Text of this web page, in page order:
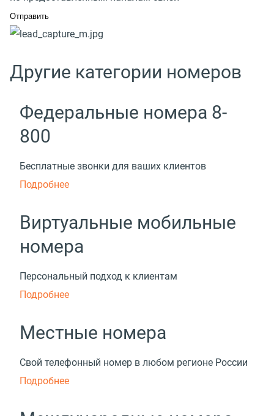
Другие категории номеров
Федеральные номера 8-
800
Бесплатные звонки для ваших клиентов
Подробнее
Виртуальные мобильные
номера
Персональный подход к клиентам
Подробнее
Местные номера
Свой телефонный номер в любом регионе России
Подробнее